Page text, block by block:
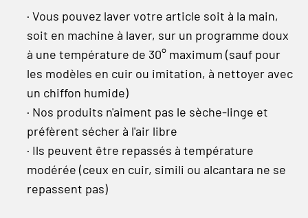
· Vous pouvez laver votre article soit à la main,
soit en machine à laver, sur un programme doux
à une température de 30° maximum (sauf pour
les modèles en cuir ou imitation, à nettoyer avec
un chiffon humide)
· Nos produits n'aiment pas le sèche-linge et
préfèrent sécher à l'air libre
· Ils peuvent être repassés à température
modérée (ceux en cuir, simili ou alcantara ne se
repassent pas)